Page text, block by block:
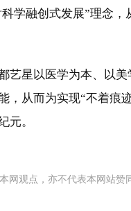
学融创式发展”理念，
艺星以医学为本、以
，从而为实现“不着痕
元。
网观点，亦不代表本网站赞